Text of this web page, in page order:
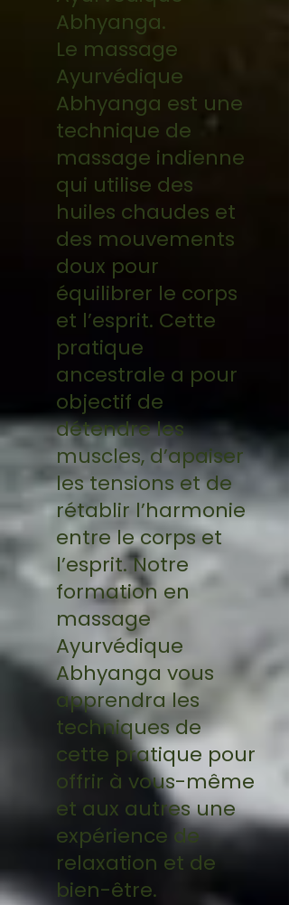
Abhyanga.
Le massage
Ayurvédique
Abhyanga est une
technique de
massage indienne
qui utilise des
huiles chaudes et
des mouvements
doux pour
équilibrer le corps
et l’esprit. Cette
pratique
ancestrale a pour
objectif de
détendre les
muscles, d’apaiser
les tensions et de
rétablir l’harmonie
entre le corps et
l’esprit. Notre
formation en
massage
Ayurvédique
Abhyanga vous
apprendra les
techniques de
cette pratique pour
offrir à vous-même
et aux autres une
expérience de
relaxation et de
bien-être.